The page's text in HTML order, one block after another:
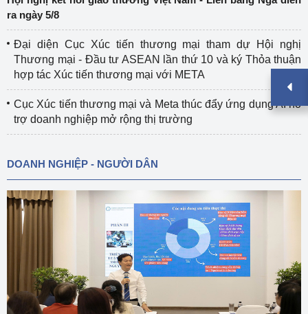
ra ngày 5/8
Đại diện Cục Xúc tiến thương mại tham dự Hội nghị
Thương mại - Đầu tư ASEAN lần thứ 10 và ký Thỏa thuận
hợp tác Xúc tiến thương mại với META
Cục Xúc tiến thương mại và Meta thúc đẩy ứng dụng AI hỗ
trợ doanh nghiệp mở rộng thị trường
DOANH NGHIỆP - NGƯỜI DÂN